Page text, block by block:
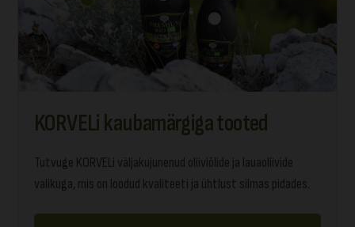
KORVELi kaubamärgiga tooted
Tutvuge KORVELi väljakujunenud oliiviõlide ja lauaoliivide
valikuga, mis on loodud kvaliteeti ja ühtlust silmas pidades.